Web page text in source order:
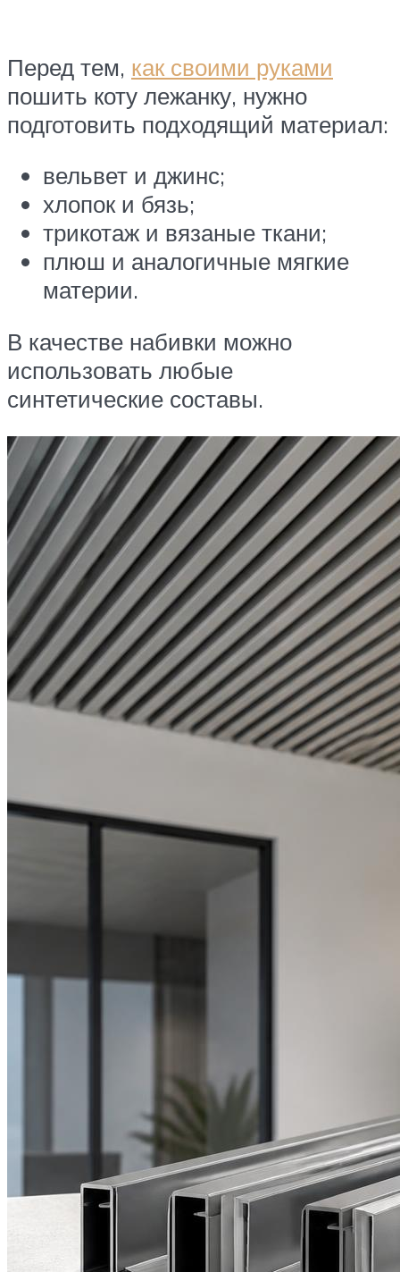
Перед тем, как своими руками
пошить коту лежанку, нужно
подготовить подходящий материал:
вельвет и джинс;
хлопок и бязь;
трикотаж и вязаные ткани;
плюш и аналогичные мягкие
материи.
В качестве набивки можно
использовать любые
синтетические составы.